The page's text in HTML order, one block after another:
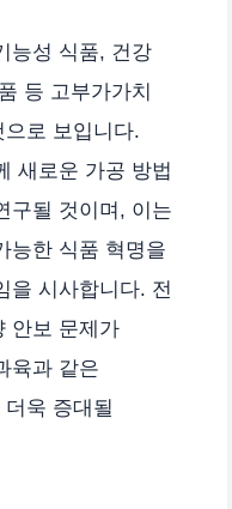
능성 식품, 건강
등 고부가가치
로 보입니다.
새로운 가공 방법
구될 것이며, 이는
능한 식품 혁명을
을 시사합니다. 전
안보 문제가
육과 같은
욱 증대될